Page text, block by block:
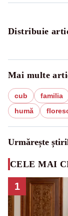
Distribuie
Mai multe
cub familia
humă
Urmărește
CELE MAI
1